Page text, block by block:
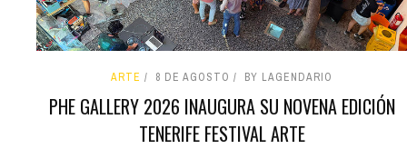
ARTE 8 DE AGOSTO BY LAGENDARIO
PHE GALLERY 2026 INAUGURA SU NOVENA EDICIÓN
TENERIFE FESTIVAL ARTE